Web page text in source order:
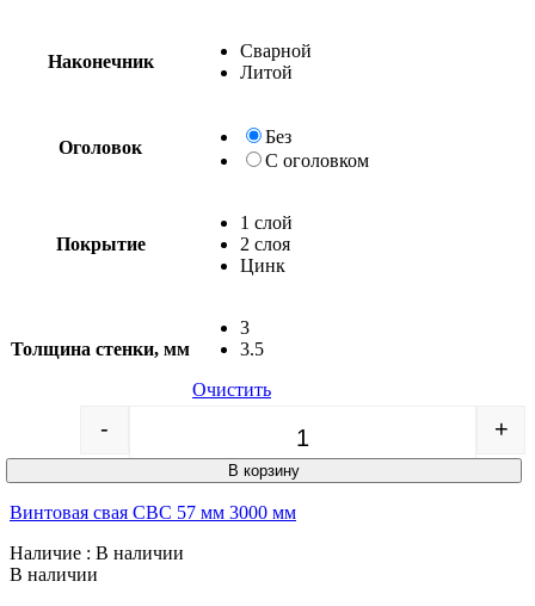
Наконечник
Сварной
Литой
Оголовок
Без
С оголовком
Покрытие
1 слой
2 слоя
Цинк
Толщина стенки, мм
3
3.5
Очистить
Quantity
- +
В корзину
Винтовая свая СВС 57 мм 3000 мм
Наличие : В наличии
В наличии